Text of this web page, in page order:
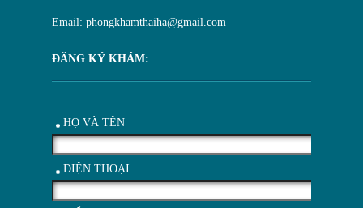
Email: phongkhamthaiha@gmail.com
ĐĂNG KÝ KHÁM:
HỌ VÀ TÊN
ĐIỆN THOẠI